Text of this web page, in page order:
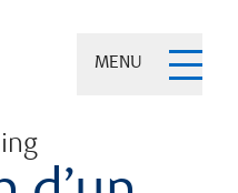
MENU